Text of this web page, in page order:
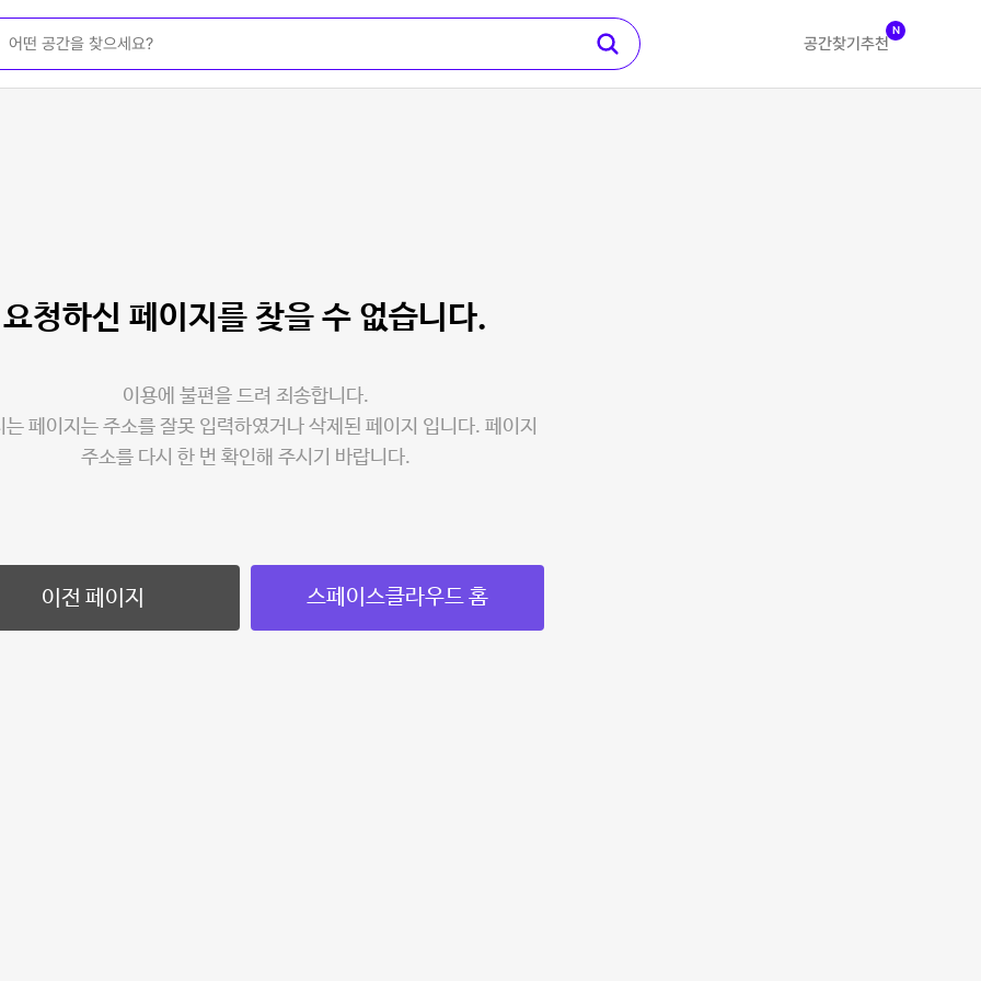
공간찾기 추천
N
요청하신 페이지를 찾을 수 없습니다.
이용에 불편을 드려 죄송합니다.
는 페이지는 주소를 잘못 입력하였거나 삭제된 페이지 입니다. 페이지
주소를 다시 한 번 확인해 주시기 바랍니다.
이전 페이지 스페이스클라우드 홈